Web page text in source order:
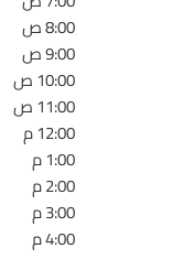
8:00 ص
9:00 ص
10:00 ص
11:00 ص
12:00 م
1:00 م
2:00 م
3:00 م
4:00 م